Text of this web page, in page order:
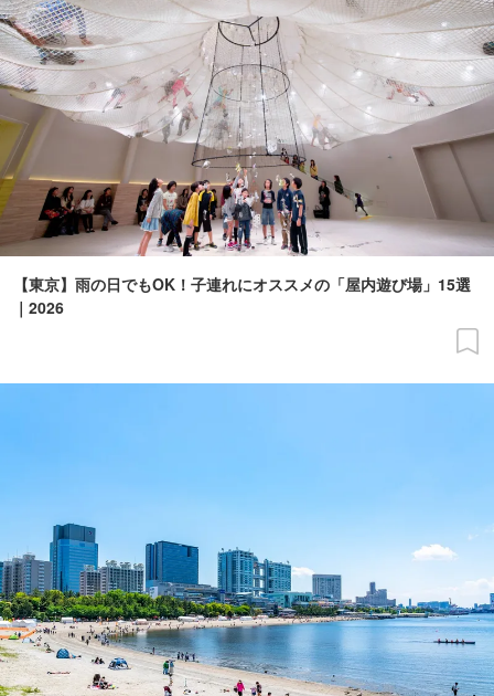
【東京】雨の日でもOK！子連れにオススメの「屋内遊び場」15選
｜2026